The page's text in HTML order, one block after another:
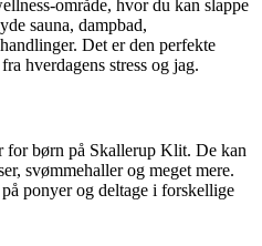
område, hvor du kan slappe
sauna, dampbad,
Det er den perfekte
hverdagens stress og jag.
for børn på Skallerup Klit. De kan
svømmehaller og meget mere.
ponyer og deltage i forskellige